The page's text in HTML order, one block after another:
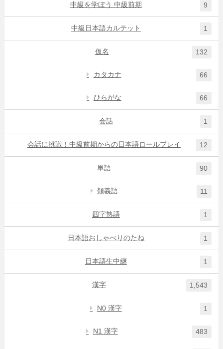
中級を学ぼう 中級前期 9
中級日本語カルテット 1
仮名 132
カタカナ 66
ひらがな 66
会話 1
会話に挑戦！中級前期からの日本語ロールプレイ 12
単語 90
類義語 11
四字熟語 1
日本語おしゃべりのたね 1
日本語生中継 1
漢字 1,543
N0 漢字 1
N1 漢字 483